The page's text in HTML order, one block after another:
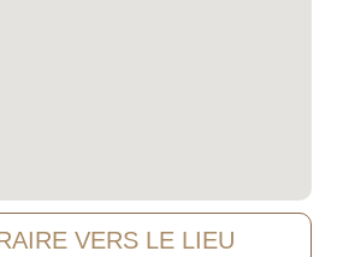
VERS LE LIEU